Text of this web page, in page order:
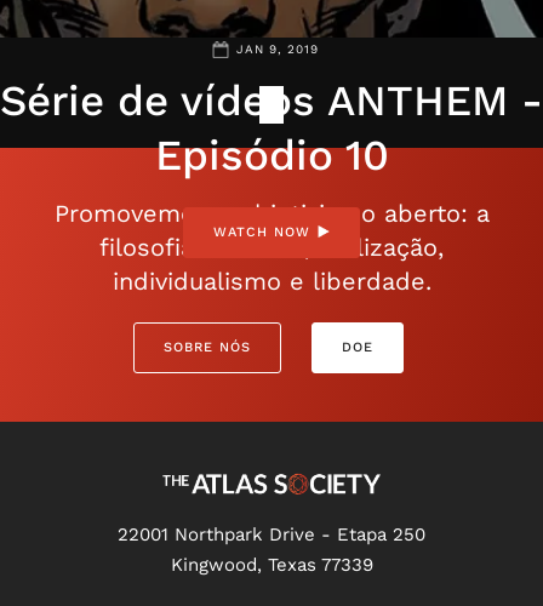
JAN 9, 2019
Série de vídeos ANTHEM -
Episódio 10
WATCH NOW
Promovemos o objetivismo aberto: a
filosofia da razão, realização,
individualismo e liberdade.
SOBRE NÓS DOE
22001 Northpark Drive - Etapa 250
Kingwood, Texas 77339